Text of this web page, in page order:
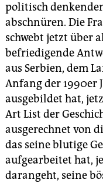
politisch
abschnüren. Die
schwebt jetzt über
befriedigende
aus Serbien, dem
Anfang der 1990er
ausgebildet hat,
Art List der
ausgerechnet von
das seine blutige
aufgearbeitet hat,
darangeht, seine